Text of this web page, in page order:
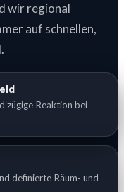
wir regional
auf schnellen,
zügige Reaktion bei
definierte Räum- und